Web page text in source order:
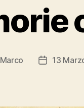
Marco
Data
13